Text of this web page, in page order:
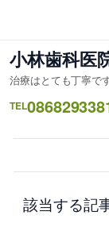
ス
キ
ッ
小林歯科医
治療はとても丁寧で
TEL
該当する記